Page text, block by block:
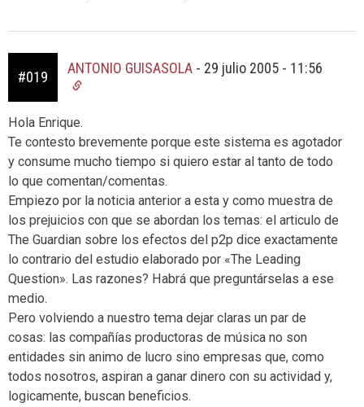
#019
ANTONIO GUISASOLA - 29 julio 2005 - 11:56
Hola Enrique.
Te contesto brevemente porque este sistema es agotador
y consume mucho tiempo si quiero estar al tanto de todo
lo que comentan/comentas.
Empiezo por la noticia anterior a esta y como muestra de
los prejuicios con que se abordan los temas: el articulo de
The Guardian sobre los efectos del p2p dice exactamente
lo contrario del estudio elaborado por «The Leading
Question». Las razones? Habrá que preguntárselas a ese
medio.
Pero volviendo a nuestro tema dejar claras un par de
cosas: las compañías productoras de música no son
entidades sin animo de lucro sino empresas que, como
todos nosotros, aspiran a ganar dinero con su actividad y,
logicamente, buscan beneficios.